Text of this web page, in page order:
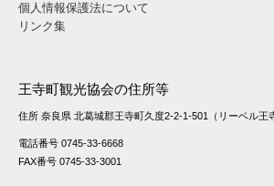
個人情報保護法について
リンク集
王寺町観光協会の住所等
住所 奈良県 北葛城郡王寺町久度2-2-1-501（リーベル王
電話番号 0745-33-6668
FAX番号 0745-33-3001